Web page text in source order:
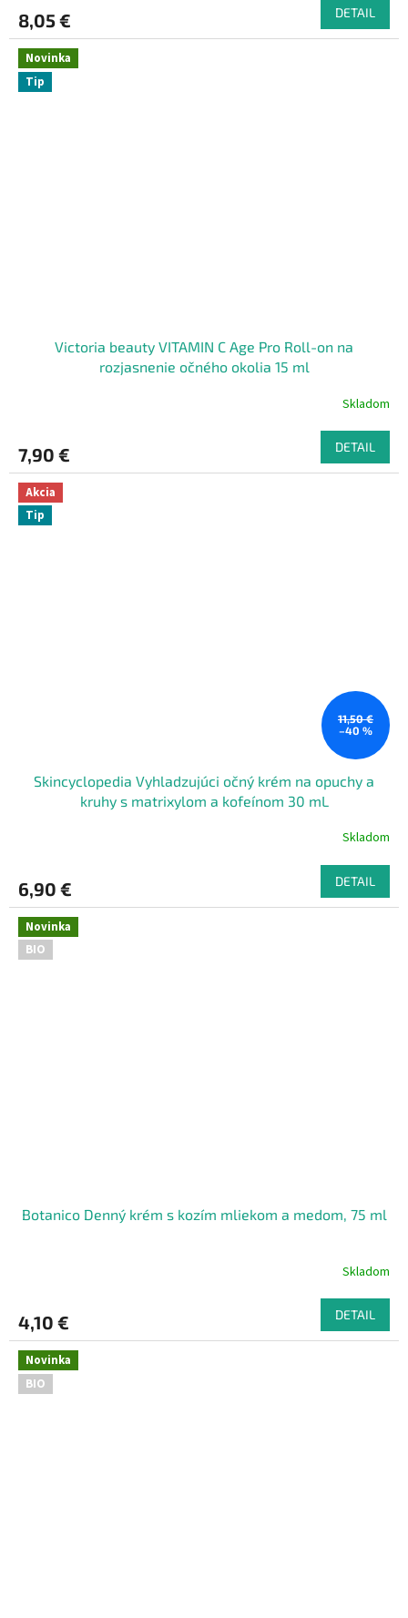
8,05 € DETAIL
Novinka
Tip
Victoria beauty VITAMIN C Age Pro Roll-on na
rozjasnenie očného okolia 15 ml
Skladom
7,90 € DETAIL
Akcia
Tip
11,50 €
–40 %
Skincyclopedia Vyhladzujúci očný krém na opuchy a
kruhy s matrixylom a kofeínom 30 mL
Skladom
6,90 € DETAIL
Novinka
BIO
Botanico Denný krém s kozím mliekom a medom, 75 ml
Skladom
4,10 € DETAIL
Novinka
BIO